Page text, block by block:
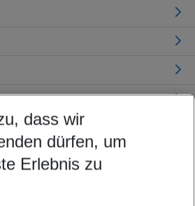
suits your best
dass wir
dürfen, um
Erlebnis zu